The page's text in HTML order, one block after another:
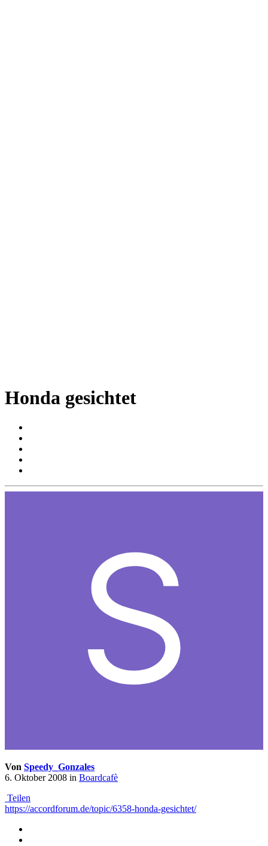
Honda gesichtet
Von Speedy_Gonzales
6. Oktober 2008 in Boardcafè
Teilen
https://accordforum.de/topic/6358-honda-gesichtet/